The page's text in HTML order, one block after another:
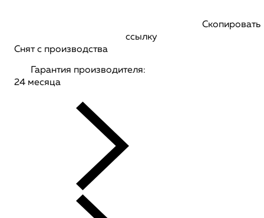
Скопировать
ссылку
Снят с производства
Гарантия производителя:
24 месяца